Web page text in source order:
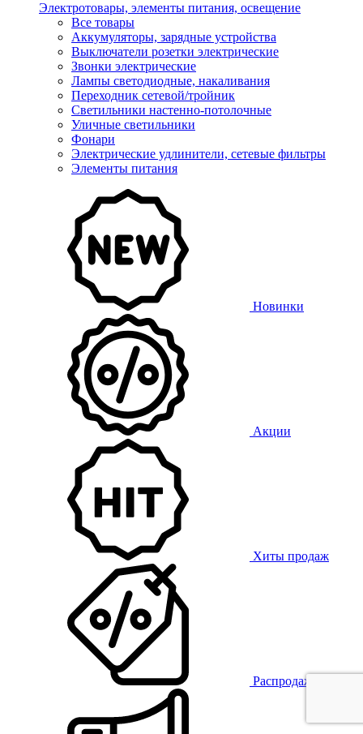
Электротовары, элементы питания, освещение
Все товары
Аккумуляторы, зарядные устройства
Выключатели розетки электрические
Звонки электрические
Лампы светодиодные, накаливания
Переходник сетевой/тройник
Светильники настенно-потолочные
Уличные светильники
Фонари
Электрические удлинители, сетевые фильтры
Элементы питания
Новинки
Акции
Хиты продаж
Распродажа